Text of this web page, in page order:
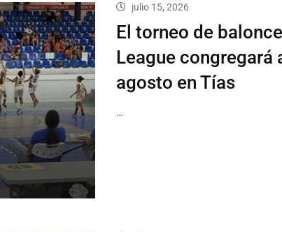
julio 15, 2026
El torneo de
League congregará
agosto en Tías
…